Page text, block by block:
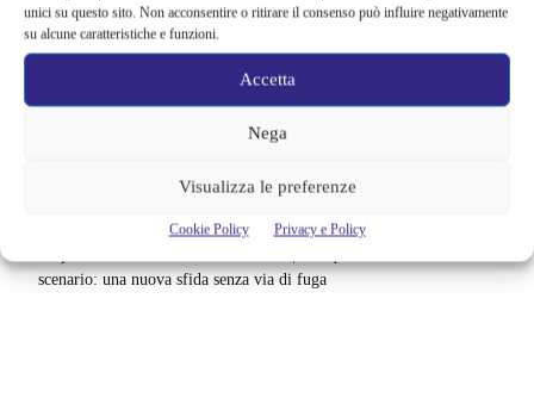
unici su questo sito. Non acconsentire o ritirare il consenso può influire negativamente
su alcune caratteristiche e funzioni.
Accetta
Nega
Visualizza le preferenze
Cookie Policy Privacy e Policy
Spider-Man: Brand New Day riapre una vecchia ferita | Il finale
alimenta una nuova teoria: il dettaglio che coinvolge i due più amati
Barbie 2 rischia di saltare | Warner Bros. ha pochi mesi per trovare un
accordo: il dubbio che divide Hollywood
La bocca del diavolo arriva su Prime Video, squali e claustrofobia nel
scenario: una nuova sfida senza via di fuga